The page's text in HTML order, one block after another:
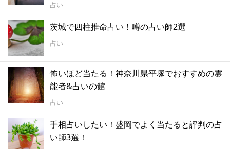
占い
茨城で四柱推命占い！噂の占い師2選
占い
怖いほど当たる！神奈川県平塚でおすすめの霊
能者&占いの館
占い
手相占いしたい！盛岡でよく当たると評判の占
い師3選！